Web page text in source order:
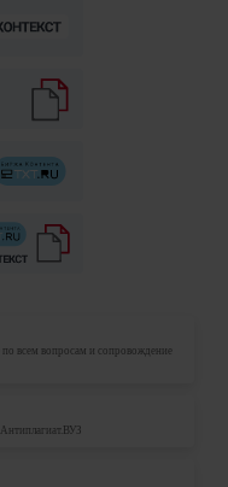
по всем вопросам и сопровождение